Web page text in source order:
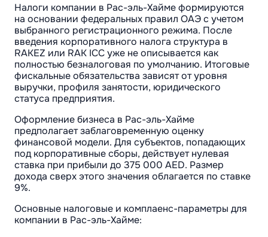
Налоги компании в Рас-эль-Хайме формируются
на основании федеральных правил ОАЭ с учетом
выбранного регистрационного режима. После
введения корпоративного налога структура в
RAKEZ или RAK ICC уже не описывается как
полностью безналоговая по умолчанию. Итоговые
фискальные обязательства зависят от уровня
выручки, профиля занятости, юридического
статуса предприятия.
Оформление бизнеса в Рас-эль-Хайме
предполагает заблаговременную оценку
финансовой модели. Для субъектов, попадающих
под корпоративные сборы, действует нулевая
ставка при прибыли до 375 000 AED. Размер
дохода сверх этого значения облагается по ставке
9%.
Основные налоговые и комплаенс-параметры для
компании в Рас-эль-Хайме: